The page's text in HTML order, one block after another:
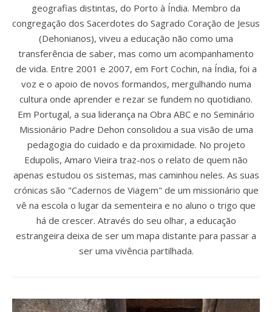
geografias distintas, do Porto à Índia. Membro da
congregação dos Sacerdotes do Sagrado Coração de Jesus
(Dehonianos), viveu a educação não como uma
transferência de saber, mas como um acompanhamento
de vida. Entre 2001 e 2007, em Fort Cochin, na Índia, foi a
voz e o apoio de novos formandos, mergulhando numa
cultura onde aprender e rezar se fundem no quotidiano.
Em Portugal, a sua liderança na Obra ABC e no Seminário
Missionário Padre Dehon consolidou a sua visão de uma
pedagogia do cuidado e da proximidade. No projeto
Edupolis, Amaro Vieira traz-nos o relato de quem não
apenas estudou os sistemas, mas caminhou neles. As suas
crónicas são "Cadernos de Viagem" de um missionário que
vê na escola o lugar da sementeira e no aluno o trigo que
há de crescer. Através do seu olhar, a educação
estrangeira deixa de ser um mapa distante para passar a
ser uma vivência partilhada.